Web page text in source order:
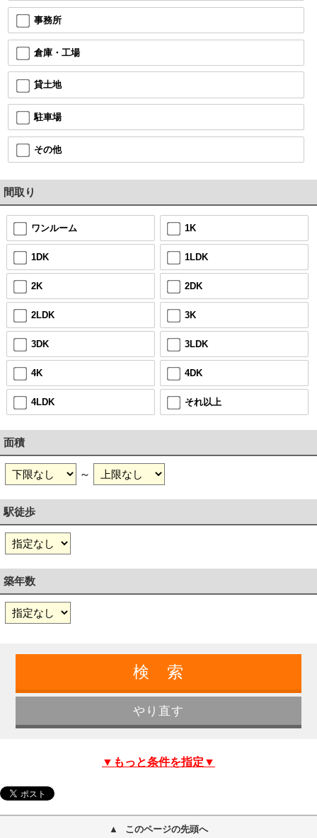
事務所
倉庫・工場
貸土地
駐車場
その他
間取り
ワンルーム 1K
1DK 1LDK
2K 2DK
2LDK 3K
3DK 3LDK
4K 4DK
4LDK それ以上
面積
～
駅徒歩
築年数
▼もっと条件を指定▼
このページの先頭へ